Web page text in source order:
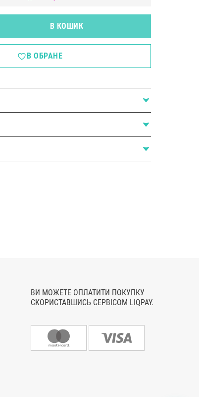
В КОШИК
В ОБРАНЕ
ВИ МОЖЕТЕ ОПЛАТИТИ ПОКУПКУ
СКОРИСТАВШИСЬ СЕРВІСОМ LIQPAY.